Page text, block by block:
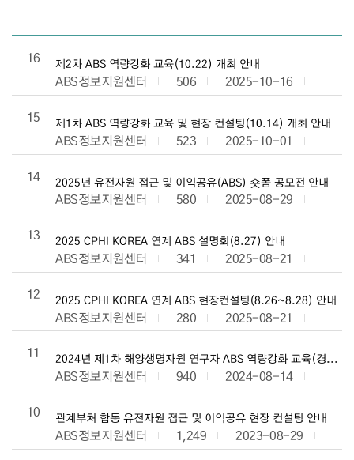
공지사항 목록으로 번호, 제목, 작성자, 조회수,등록일, 첨부파일로
16
제2차 ABS 역량강화 교육(10.22) 개최 안내
ABS정보지원센터 506
2025-10-16
15
제1차 ABS 역량강화 교육 및 현장 컨설팅(10.14) 개최 안내
ABS정보지원센터 523
2025-10-01
14
2025년 유전자원 접근 및 이익공유(ABS) 숏폼 공모전 안내
ABS정보지원센터 580
2025-08-29
13
2025 CPHI KOREA 연계 ABS 설명회(8.27) 안내
ABS정보지원센터 341
2025-08-21
12
2025 CPHI KOREA 연계 ABS 현장컨설팅(8.26~8.28) 안내
ABS정보지원센터 280
2025-08-21
11
2024년 제1차 해양생명자원 연구자 ABS 역량강화 교육(경상권)
ABS정보지원센터 940
2024-08-14
10
관계부처 합동 유전자원 접근 및 이익공유 현장 컨설팅 안내
ABS정보지원센터 1,249
2023-08-29